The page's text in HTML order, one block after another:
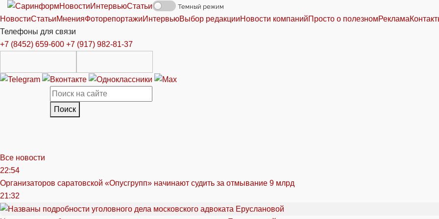
НовостиИнтервьюСтатьи Темный режим
НовостиСтатьиМненияФоторепортажиИнтервьюВыбор редакцииНовости компанийПросто о полезномРеклама
Телефоны для связи
+7 (8452) 659-600 +7 (917) 982-81-37
Поиск
Все новости
22:54
Организаторов саратовской «Опусгрупп» начинают судить за отмывание 9 млрд
21:32